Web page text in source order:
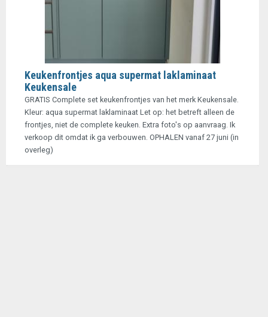
Keukenfrontjes aqua supermat laklaminaat
Keukensale
GRATIS Complete set keukenfrontjes van het merk Keukensale.
Kleur: aqua supermat laklaminaat Let op: het betreft alleen de
frontjes, niet de complete keuken. Extra foto's op aanvraag. Ik
verkoop dit omdat ik ga verbouwen. OPHALEN vanaf 27 juni (in
overleg)